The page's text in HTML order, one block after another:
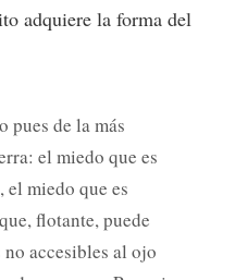
adquiere la forma del
pues de la más
el miedo que es
el miedo que es
flotante, puede
accesibles al ojo